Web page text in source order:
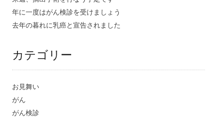
年に一度はがん検診を受けましょう
去年の暮れに乳癌と宣告されました
カテゴリー
お見舞い
がん
がん検診